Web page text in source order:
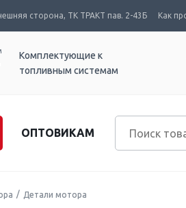
сторона, ТК ТРАКТ пав. 2-43Б Как
Комплектующие к
топливным системам
ОПТОВИКАМ
Детали мотора